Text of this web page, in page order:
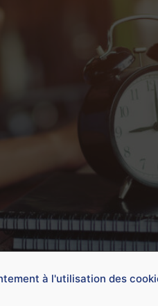
à l'utilisation des
de 24 heures
heures par semaine).